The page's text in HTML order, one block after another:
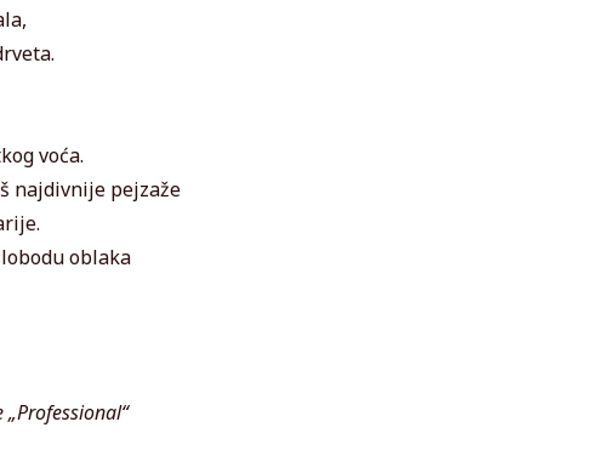
voća.
najdivnije pejzaže
oblaka